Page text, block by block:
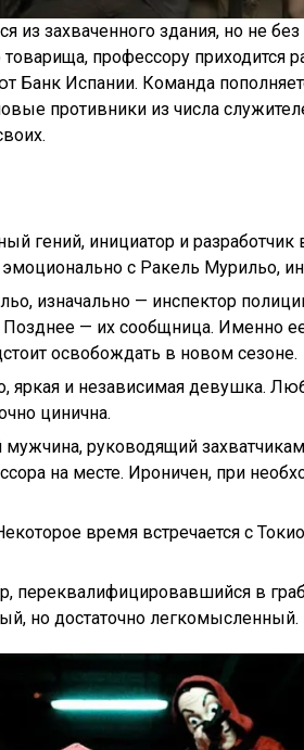
из захваченного здания, но не
профессору приходится
Банк Испании. Команда
противники из числа
гений, инициатор и разработчик
с Ракель Мурильо,
изначально — инспектор
— их сообщница. Именно
освобождать в новом сезоне.
яркая и независимая девушка.
цинична.
руководящий
на месте. Ироничен, при
время встречается с
переквалифицировавшийся в
но достаточно легкомысленный.